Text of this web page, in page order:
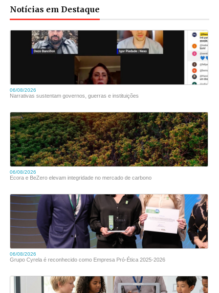
Notícias em Destaque